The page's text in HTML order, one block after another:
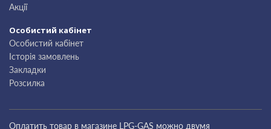
Акції
Особистий кабінет
Особистий кабінет
Історія замовлень
Закладки
Розсилка
Оплатить товар в магазине LPG-GAS можно двумя